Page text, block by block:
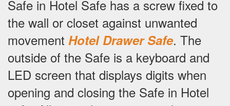
Safe in Hotel Safe has a screw fixed to
the wall or closet against unwanted
movement Hotel Drawer Safe. The
outside of the Safe is a keyboard and
LED screen that displays digits when
opening and closing the Safe in Hotel